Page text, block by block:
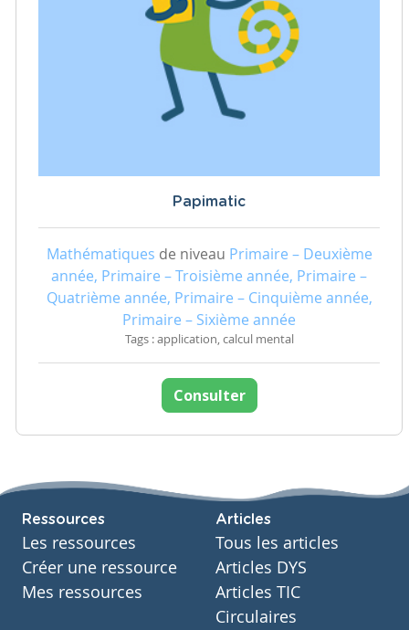
Papimatic
Mathématiques de niveau Primaire – Deuxième
année, Primaire – Troisième année, Primaire –
Quatrième année, Primaire – Cinquième année,
Primaire – Sixième année
Tags : application, calcul mental
Consulter
Ressources
Les ressources
Créer une ressource
Mes ressources
Articles
Tous les articles
Articles DYS
Articles TIC
Circulaires